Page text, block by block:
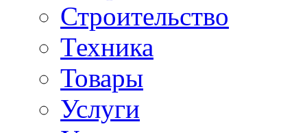
Строительство
Техника
Товары
Услуги